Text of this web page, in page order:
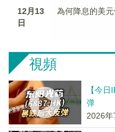
12月13
日
為何降息的美
視頻
【今
弹
2026